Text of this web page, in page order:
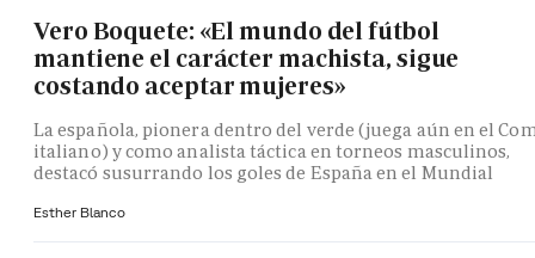
Vero Boquete: «El mundo del fútbol
mantiene el carácter machista, sigue
costando aceptar mujeres»
La española, pionera dentro del verde (juega aún en el
italiano) y como analista táctica en torneos masculinos,
destacó susurrando los goles de España en el Mundial
Esther Blanco